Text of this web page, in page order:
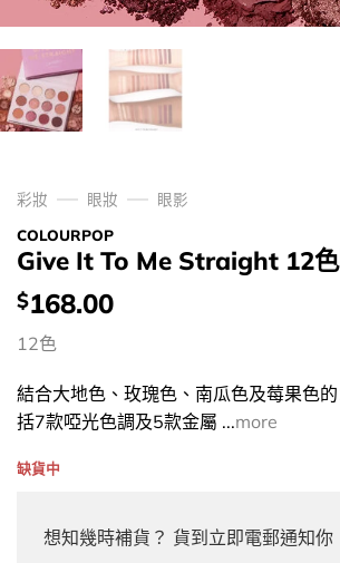
彩妝 眼妝
眼影
COLOURPOP
Give It To Me Straight 12
價
錢：
$168.00
12色
結合大地色、玫瑰色、南瓜色及莓果色
括7款啞光色調及5款金屬 ...more
缺貨中
想知幾時補貨？ 貨到立即電郵通知你